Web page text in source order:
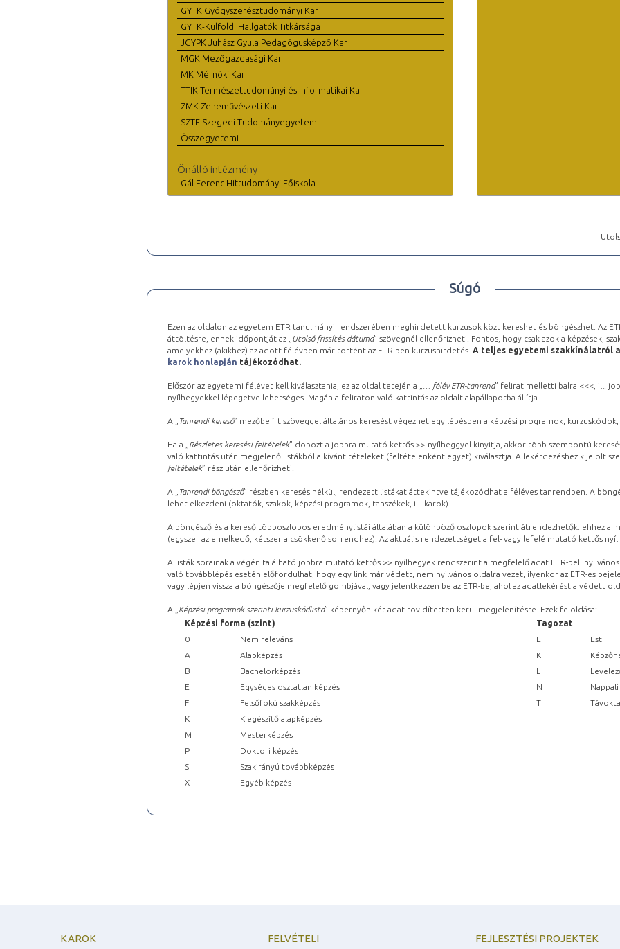
GYTK Gyógyszerésztudományi Kar
GYTK-Külföldi Hallgatók Titkársága
JGYPK Juhász Gyula Pedagógusképző Kar
MGK Mezőgazdasági Kar
MK Mérnöki Kar
TTIK Természettudományi és Informatikai Kar
ZMK Zeneművészeti Kar
SZTE Szegedi Tudományegyetem
Összegyetemi
Önálló intézmény
Gál Ferenc Hittudományi Főiskola
Súgó
Ezen az oldalon az egyetem ETR tanulmányi rendszerében meghirdetett kurzusok közt kereshet és böngészhet. Az
áttöltésre, ennek időpontját az „ Utolsó frissítés dátuma” szövegnél ellenőrizheti. Fontos, hogy csak azok a képzések,
amelyekhez (akikhez) az adott félévben már történt az ETR-ben kurzushirdetés. A teljes egyetemi szakkínálatról a
karok honlapján tájékozódhat.
Először az egyetemi félévet kell kiválasztania, ez az oldal tetején a „ … félév ETR-tanrend” felirat melletti balra <<<, ill.
nyílhegyekkel lépegetve lehetséges. Magán a feliraton való kattintás az oldalt alapállapotba állítja.
A „ Tanrendi kereső” mezőbe írt szöveggel általános keresést végezhet egy lépésben a képzési programok,
Ha a „ Részletes keresési feltételek” dobozt a jobbra mutató kettős >> nyílheggyel kinyitja, akkor több szempontú
való kattintás után megjelenő listákból a kívánt tételeket (feltételenként egyet) kiválasztja. A lekérdezéshez kijelölt
feltételek” rész után ellenőrizheti.
A „ Tanrendi böngésző” részben keresés nélkül, rendezett listákat áttekintve tájékozódhat a féléves tanrendben. A
lehet elkezdeni (oktatók, szakok, képzési programok, tanszékek, ill. karok).
A böngésző és a kereső többoszlopos eredménylistái általában a különböző oszlopok szerint átrendezhetők: ehhez a
(egyszer az emelkedő, kétszer a csökkenő sorrendhez). Az aktuális rendezettséget a fel- vagy lefelé mutató kettős
A listák sorainak a végén található jobbra mutató kettős >> nyílhegyek rendszerint a megfelelő adat ETR-beli
való továbblépés esetén előfordulhat, hogy egy link már védett, nem nyilvános oldalra vezet, ilyenkor az ETR-es
vagy lépjen vissza a böngészője megfelelő gombjával, vagy jelentkezzen be az ETR-be, ahol az adatlekérést a védett
A „ Képzési programok szerinti kurzuskódlista” képernyőn két adat rövidítetten kerül megjelenítésre. Ezek feloldása:
Képzési forma (szint)
Tagozat
0
Nem releváns E
Esti
A
Alapképzés K
B
Bachelorképzés L
E
Egységes osztatlan képzés N
Nappali
F
Felsőfokú szakképzés T
K
Kiegészítő alapképzés
M
Mesterképzés
P
Doktori képzés
S
Szakirányú továbbképzés
X
Egyéb képzés
KAROK FELVÉTELI FEJLESZTÉSI PROJEKTEK